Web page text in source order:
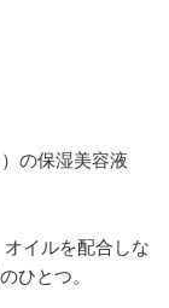
の保湿美容液
オイルを配合しな
ひとつ。